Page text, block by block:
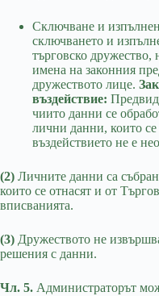
Сключване и
сключването и
търговско дружество,
имена на законния
дружеството лице.
въздействие:
чиито данни се
лични данни, които
въздействието не е
(2) Личните данни са
които се отнасят и от
вписванията.
(3) Дружеството не
решения с данни.
Чл. 5. Администраторът